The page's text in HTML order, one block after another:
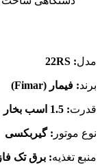
مدل: 22RS
برند: فیمار (Fimar)
قدرت: 1.5 اسب بخار
نوع موتور : گیربکسی
منبع تغذیه: برق تک فاز